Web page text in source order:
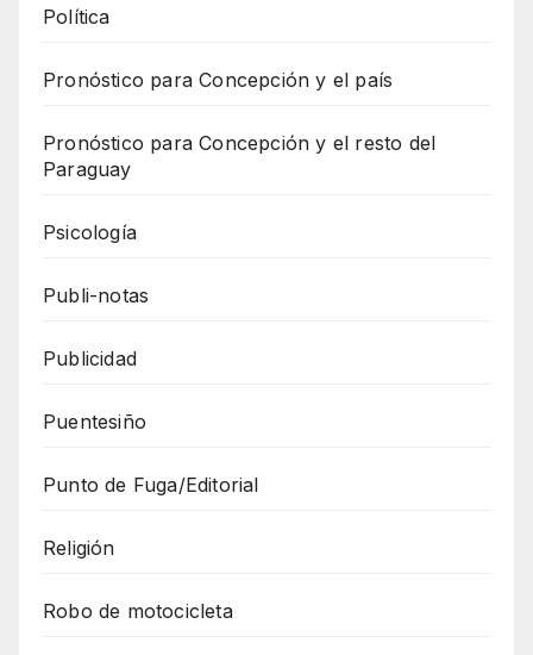
Política
Pronóstico para Concepción y el país
Pronóstico para Concepción y el resto del
Paraguay
Psicología
Publi-notas
Publicidad
Puentesiño
Punto de Fuga/Editorial
Religión
Robo de motocicleta